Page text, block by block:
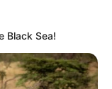
Black Sea!